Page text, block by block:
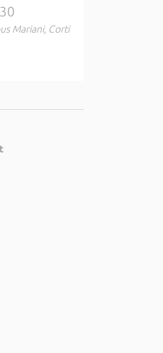
Mariani, Corti